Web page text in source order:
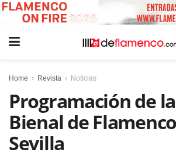
Home Revista Noticias
Programación de
Bienal de
Sevilla